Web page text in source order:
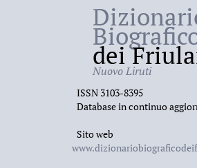
dei
Nuovo Liruti
ISSN 3103-8395
Database in continuo
Sito web